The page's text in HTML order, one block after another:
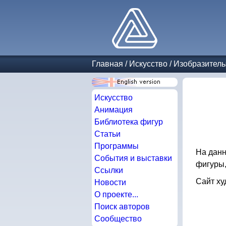
Главная / Искусство /
Искусство
Анимация
Библиотека фигур
Статьи
Программы
События и выставки
Ссылки
Новости
О проекте...
Поиск авторов
Сообщество
На
Сайт